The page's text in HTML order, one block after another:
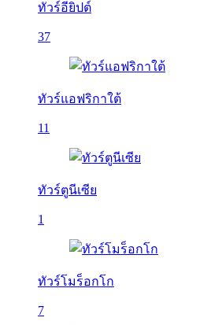
ทัวร์อียิปต์
37
ทัวร์แอฟริกาใต้
11
ทัวร์ตูนีเซีย
1
ทัวร์โมร็อกโก
7